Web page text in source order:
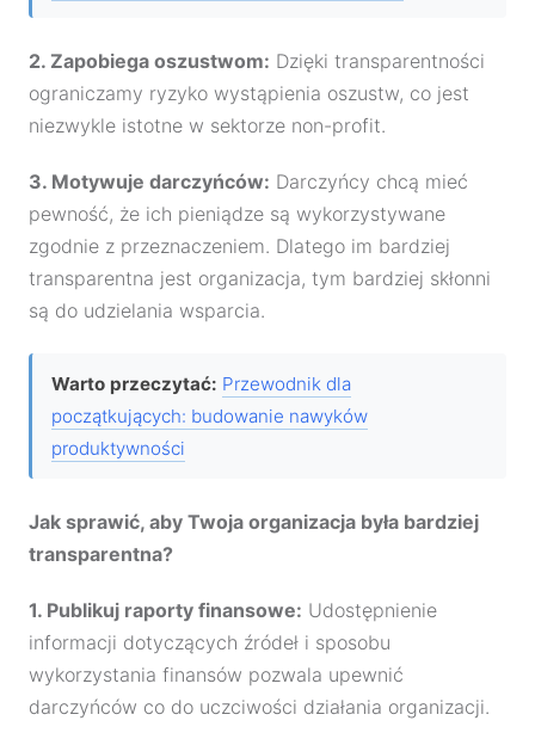
2. Zapobiega oszustwom: Dzięki transparentności
ograniczamy ryzyko wystąpienia oszustw, co jest
niezwykle istotne w sektorze non-profit.
3. Motywuje darczyńców: Darczyńcy chcą mieć
pewność, że ich pieniądze są wykorzystywane
zgodnie z przeznaczeniem. Dlatego im bardziej
transparentna jest organizacja, tym bardziej skłonni
są do udzielania wsparcia.
Warto przeczytać: Przewodnik dla
początkujących: budowanie nawyków
produktywności
Jak sprawić, aby Twoja organizacja była bardziej
transparentna?
1. Publikuj raporty finansowe: Udostępnienie
informacji dotyczących źródeł i sposobu
wykorzystania finansów pozwala upewnić
darczyńców co do uczciwości działania organizacji.